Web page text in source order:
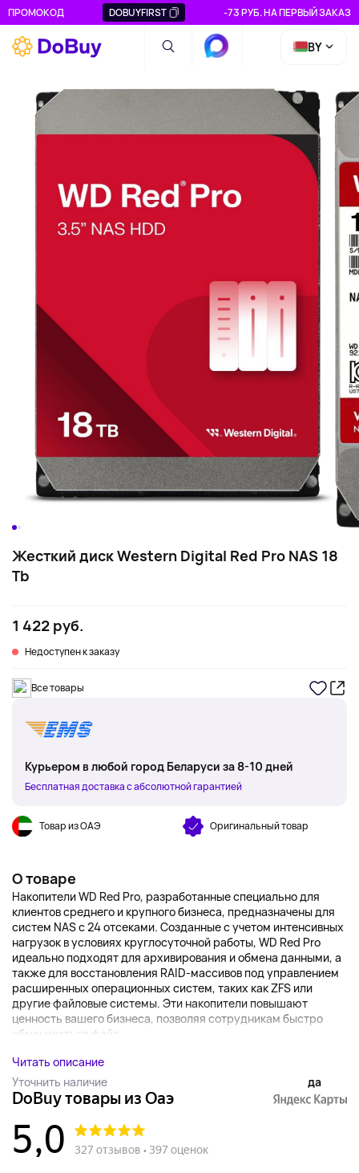
ПРОМОКОД DOBUYFIRST -73 РУБ. НА ПЕРВЫЙ ЗАКАЗ
BY
Жесткий диск Western Digital Red Pro NAS 18
Tb
1 422 руб.
Недоступен к заказу
Все товары
Курьером в любой город Беларуси за 8-10 дней
Бесплатная доставка с абсолютной гарантией
Товар из ОАЭ Оригинальный товар
О товаре
Накопители WD Red Pro, разработанные специально для
клиентов среднего и крупного бизнеса, предназначены для
систем NAS с 24 отсеками. Созданные с учетом интенсивных
нагрузок в условиях круглосуточной работы, WD Red Pro
идеально подходят для архивирования и обмена данными, а
также для восстановления RAID-массивов под управлением
расширенных операционных систем, таких как ZFS или
другие файловые системы. Эти накопители повышают
ценность вашего бизнеса, позволяя сотрудникам быстро
обмениваться файл...
Читать описание
Уточнить наличие
да